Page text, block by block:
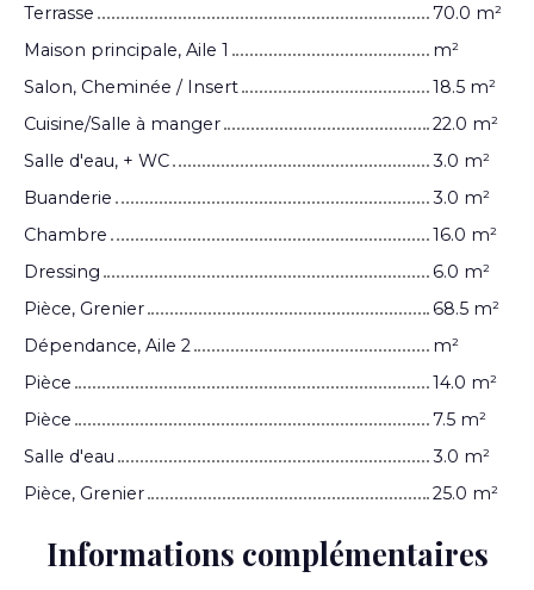
Terrasse
70.0 m²
Maison principale, Aile 1
m²
Salon, Cheminée / Insert
18.5 m²
Cuisine/Salle à manger
22.0 m²
Salle d'eau, + WC
3.0 m²
Buanderie
3.0 m²
Chambre
16.0 m²
Dressing
6.0 m²
Pièce, Grenier
68.5 m²
Dépendance, Aile 2
m²
Pièce
14.0 m²
Pièce
7.5 m²
Salle d'eau
3.0 m²
Pièce, Grenier
25.0 m²
Informations complémentaires